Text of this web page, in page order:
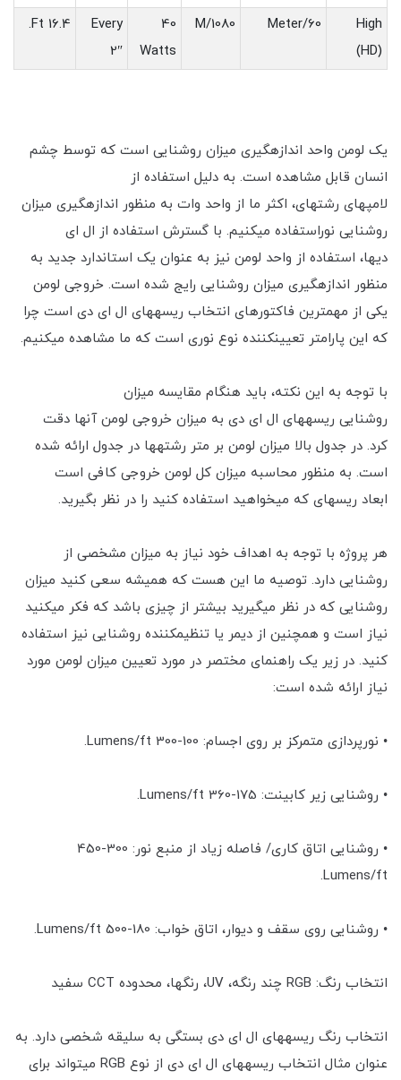
High
(HD)
60/Meter
1080/M
40
Watts
Every
2″
16.4 Ft.
یک لومن واحد اندازه‎گیری میزان روشنایی است که توسط چشم
انسان قابل مشاهده است. به دلیل استفاده از
لامپ‎های رشته‎ای، اکثر ما از واحد وات به منظور اندازه‎گیری میزان
روشنایی نوراستفاده می‎کنیم. با گسترش استفاده از ال ای
دی‎ها، استفاده از واحد لومن نیز به عنوان یک استاندارد جدید به
منظور اندازه‎گیری میزان روشنایی رایج شده است. خروجی لومن
یکی از مهم‎ترین فاکتورهای انتخاب ریسه‎های ال ای دی است چرا
که این پارامتر تعیین‎کننده نوع نوری است که ما مشاهده می‎کنیم.
با توجه به این نکته، باید هنگام مقایسه میزان
روشنایی ریسه‎های ال ای دی به میزان خروجی لومن آنها دقت
کرد. در جدول بالا میزان لومن بر متر رشته‎ها در جدول ارائه شده
است. به منظور محاسبه میزان کل لومن خروجی کافی است
ابعاد ریسه‎ای که می‎خواهید استفاده کنید را در نظر بگیرید.
هر پروژه با توجه به اهداف خود نیاز به میزان مشخصی از
روشنایی دارد. توصیه ما این هست که همیشه سعی کنید میزان
روشنایی که در نظر می‎گیرید بیشتر از چیزی باشد که فکر می‎کنید
نیاز است و همچنین از دیمر یا تنظیم‎کننده روشنایی نیز استفاده
کنید. در زیر یک راهنمای مختصر در مورد تعیین میزان لومن مورد
نیاز ارائه شده است:
• نورپردازی متمرکز بر روی اجسام: 100-300 Lumens/ft.
• روشنایی زیر کابینت: 175-360 Lumens/ft.
• روشنایی اتاق کاری/ فاصله زیاد از منبع نور: 300-450
Lumens/ft.
• روشنایی روی سقف و دیوار، اتاق خواب: 180-500 Lumens/ft.
انتخاب رنگ: RGB چند رنگه، UV، رنگ‎ها، محدوده CCT سفید
انتخاب رنگ ریسه‎های ال ای دی بستگی به سلیقه شخصی دارد. به
عنوان مثال انتخاب ریسه‎های ال ای دی از نوع RGB می‎تواند برای